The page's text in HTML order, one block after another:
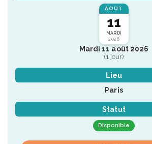
AOÛT
11
MARDI
2026
Mardi 11 août 2026
(1 jour)
Lieu
Paris
Statut
Disponible